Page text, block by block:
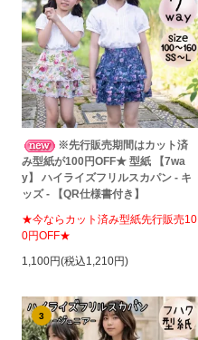
※先行販売期間はカット済
み型紙が100円OFF★ 型紙 【7wa
y】 ハイライズフリルスカパン - キ
ッズ - 【QR仕様書付き】
★今ならカット済み型紙先行販売10
0円OFF★
1,100円(税込1,210円)
3